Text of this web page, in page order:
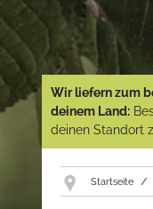
Wir liefern zum
deinem Land:
deinen Standort
Startseite